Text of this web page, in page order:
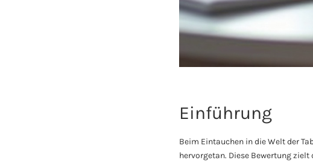
Einführung
Beim Eintauchen in die Welt der
hervorgetan. Diese Bewertung